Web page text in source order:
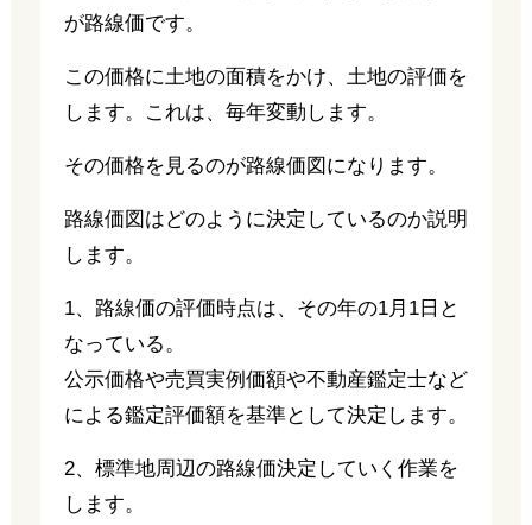
が路線価です。
この価格に土地の面積をかけ、土地の評価を
します。これは、毎年変動します。
その価格を見るのが路線価図になります。
路線価図はどのように決定しているのか説明
します。
1、路線価の評価時点は、その年の1月1日と
なっている。
公示価格や売買実例価額や不動産鑑定士など
による鑑定評価額を基準として決定します。
2、標準地周辺の路線価決定していく作業を
します。